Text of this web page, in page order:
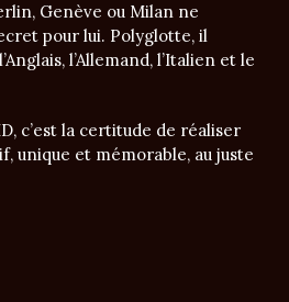
Genève ou Milan ne
pour lui. Polyglotte, il
l’Allemand, l’Italien et le
c’est la certitude de réaliser
unique et mémorable, au juste